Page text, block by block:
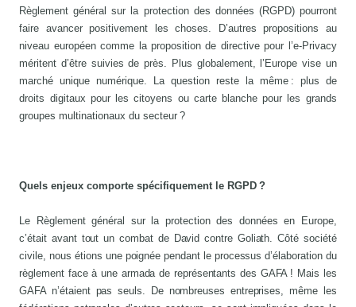
Règlement général sur la protection des données (RGPD) pourront
faire avancer positivement les choses. D’autres propositions au
niveau européen comme la proposition de directive pour l’e-Privacy
méritent d’être suivies de près. Plus globalement, l’Europe vise un
marché unique numérique. La question reste la même : plus de
droits digitaux pour les citoyens ou carte blanche pour les grands
groupes multinationaux du secteur ?
Quels enjeux comporte spécifiquement le RGPD ?
Le Règlement général sur la protection des données en Europe,
c’était avant tout un combat de David contre Goliath. Côté société
civile, nous étions une poignée pendant le processus d’élaboration du
règlement face à une armada de représentants des GAFA ! Mais les
GAFA n’étaient pas seuls. De nombreuses entreprises, même les